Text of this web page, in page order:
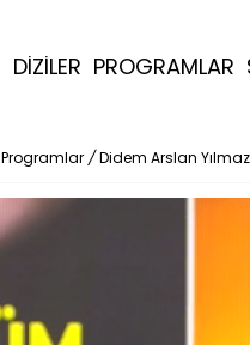
DİZİLER PROGRAMLAR
Programlar / Didem Arslan